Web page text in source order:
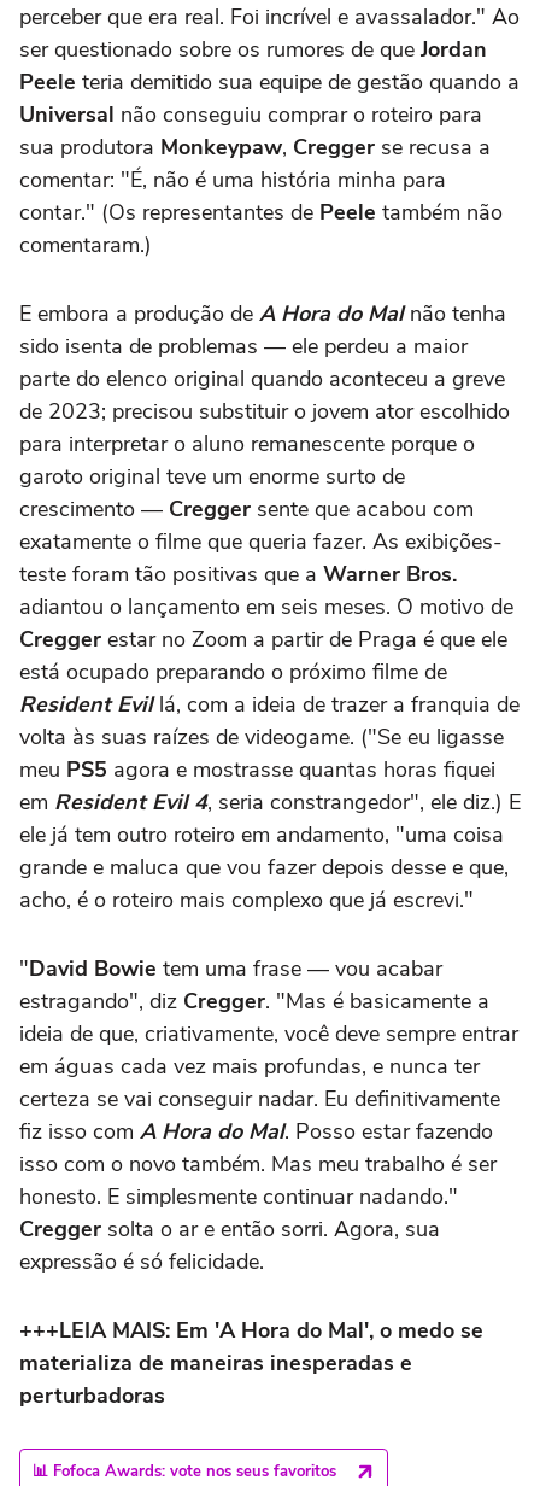
perceber que era real. Foi incrível e avassalador." Ao
ser questionado sobre os rumores de que Jordan
Peele teria demitido sua equipe de gestão quando a
Universal não conseguiu comprar o roteiro para
sua produtora Monkeypaw, Cregger se recusa a
comentar: "É, não é uma história minha para
contar." (Os representantes de Peele também não
comentaram.)
E embora a produção de A Hora do Malnão tenha
sido isenta de problemas — ele perdeu a maior
parte do elenco original quando aconteceu a greve
de 2023; precisou substituir o jovem ator escolhido
para interpretar o aluno remanescente porque o
garoto original teve um enorme surto de
crescimento — Cregger sente que acabou com
exatamente o filme que queria fazer. As exibições-
teste foram tão positivas que a Warner Bros.
adiantou o lançamento em seis meses. O motivo de
Cregger estar no Zoom a partir de Praga é que ele
está ocupado preparando o próximo filme de
Resident Evillá, com a ideia de trazer a franquia de
volta às suas raízes de videogame. ("Se eu ligasse
meu PS5 agora e mostrasse quantas horas fiquei
em Resident Evil 4, seria constrangedor", ele diz.) E
ele já tem outro roteiro em andamento, "uma coisa
grande e maluca que vou fazer depois desse e que,
acho, é o roteiro mais complexo que já escrevi."
"David Bowie tem uma frase — vou acabar
estragando", diz Cregger. "Mas é basicamente a
ideia de que, criativamente, você deve sempre entrar
em águas cada vez mais profundas, e nunca ter
certeza se vai conseguir nadar. Eu definitivamente
fiz isso com A Hora do Mal. Posso estar fazendo
isso com o novo também. Mas meu trabalho é ser
honesto. E simplesmente continuar nadando."
Cregger solta o ar e então sorri. Agora, sua
expressão é só felicidade.
+++LEIA MAIS: Em 'A Hora do Mal', o medo se
materializa de maneiras inesperadas e
perturbadoras
📊 Fofoca Awards: vote nos seus favoritos